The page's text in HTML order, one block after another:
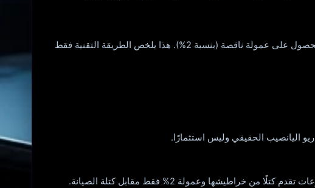
بعض البكرات تقترح "منفردًا" كوضع رائع: أنت تعمل في البكرة، ولكن عند استهداف الكتلة "الخاصة بك" تحصل على المزيد الحصول على عمولة ناقصة (بنسبة 2%). هذا يلخص الطريقة التقنية فقط